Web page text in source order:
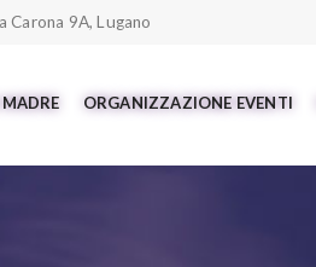
Carona 9A, Lugano
ORGANIZZAZIONE EVENTI